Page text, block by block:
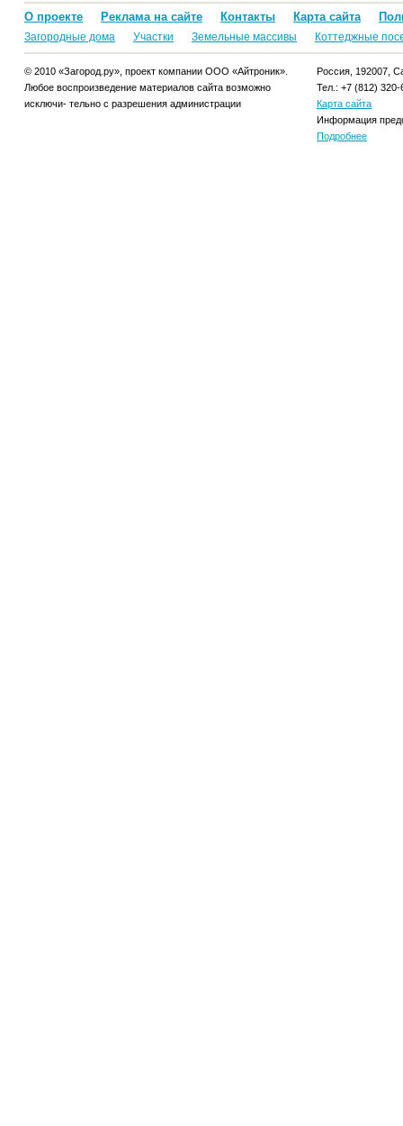
О проекте Реклама на сайте Контакты Карта сайта
Загородные дома Участки Земельные массивы Коттеджные
© 2010 «Загород.ру», проект компании ООО «Айтроник».
Любое воспроизведение материалов сайта возможно
исключи- тельно с разрешения администрации
Россия, 192007,
Тел.: +7 (812) 320-
Карта сайта
Информация
Подробнее